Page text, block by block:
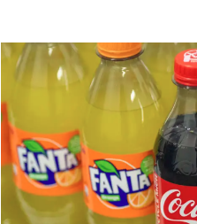
15:39:35
01:08:26